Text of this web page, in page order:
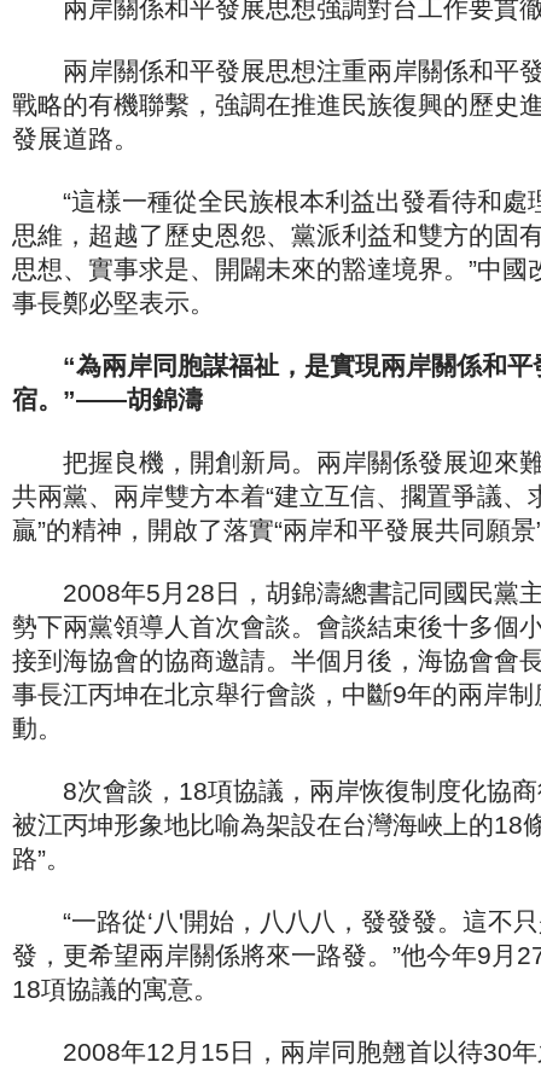
兩岸關係和平發展思想強調對台工作要貫
兩岸關係和平發展思想注重兩岸關係和平
戰略的有機聯繫，強調在推進民族復興的歷史
發展道路。
“這樣一種從全民族根本利益出發看待和處
思維，超越了歷史恩怨、黨派利益和雙方的固
思想、實事求是、開闢未來的豁達境界。”中國
事長鄭必堅表示。
“為兩岸同胞謀福祉，是實現兩岸關係和
宿。”——胡錦濤
把握良機，開創新局。兩岸關係發展迎來
共兩黨、兩岸雙方本着“建立互信、擱置爭議、
贏”的精神，開啟了落實“兩岸和平發展共同願
2008年5月28日，胡錦濤總書記同國民黨
勢下兩黨領導人首次會談。會談結束後十多個
接到海協會的協商邀請。半個月後，海協會會
事長江丙坤在北京舉行會談，中斷9年的兩岸
動。
8次會談，18項協議，兩岸恢復制度化協商
被江丙坤形象地比喻為架設在台灣海峽上的18
路”。
“一路從‘八'開始，八八八，發發發。這不
發，更希望兩岸關係將來一路發。”他今年9月
18項協議的寓意。
2008年12月15日，兩岸同胞翹首以待30年